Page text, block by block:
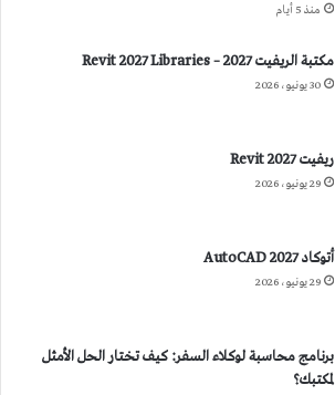
منذ 5 أيام
مكتبة الريفيت 2027 – Revit 2027 Libraries
30 يونيو، 2026
ريفيت 2027 Revit
29 يونيو، 2026
أتوكاد 2027 AutoCAD
29 يونيو، 2026
برنامج محاسبة لوكلاء السفر: كيف تختار الحل الأمثل
لمكتبك؟